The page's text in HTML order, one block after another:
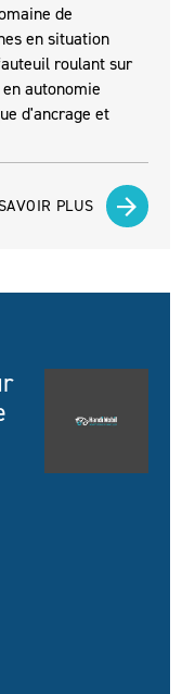
de
en situation
roulant sur
autonomie
d'ancrage et
PLUS